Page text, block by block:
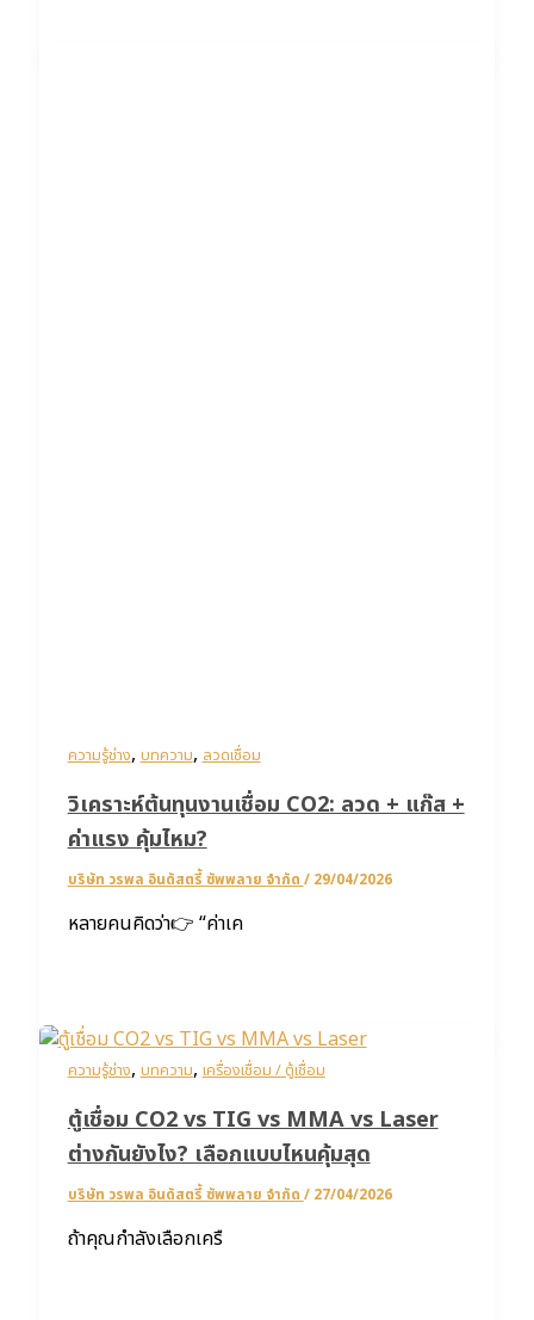
ความรู้ช่าง, บทความ, ลวดเชื่อม
วิเคราะห์ต้นทุนงานเชื่อม CO2: ลวด + แก๊ส +
ค่าแรง คุ้มไหม?
บริษัท วรพล อินดัสตรี้ ซัพพลาย จำกัด / 29/04/2026
หลายคนคิดว่า👉 “ค่าเค
ความรู้ช่าง, บทความ, เครื่องเชื่อม / ตู้เชื่อม
ตู้เชื่อม CO2 vs TIG vs MMA vs Laser
ต่างกันยังไง? เลือกแบบไหนคุ้มสุด
บริษัท วรพล อินดัสตรี้ ซัพพลาย จำกัด / 27/04/2026
ถ้าคุณกำลังเลือกเครื